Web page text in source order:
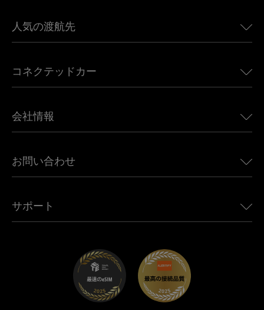
人気の渡航先
ヨーロッパ向けeSIM
カナダ向けeSIM
アフリカ向けeSIM
すべての目的地を見る
コネクテッドカー
Land Rover向けUbigi
Jeep向けUbigi
Mini向けUbigi
Maserati向けUbigi
会社情報
Ubigi関連プレス
Ubigiアプリ
お問い合わせ
アフェリエイトプログラム
サポート
トラブルシューティング
ヘルプセンター
お問い合わせ先